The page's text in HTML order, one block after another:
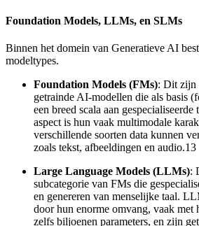
Foundation Models, LLMs, en SLMs
Binnen het domein van Generatieve AI
modeltypes.
Foundation Models (FMs): Dit zijn
getrainde AI-modellen die als basis
een breed scala aan
aspect is hun vaak multimodale
verschillende soorten data kunnen
zoals tekst, afbeeldingen en audio.13
Large Language Models (LLMs):
subcategorie van FMs die
en genereren van menselijke taal.
door hun enorme omvang, vaak met
zelfs biljoenen parameters, en zijn